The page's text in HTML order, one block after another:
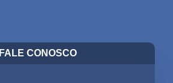
FALE CONOSCO